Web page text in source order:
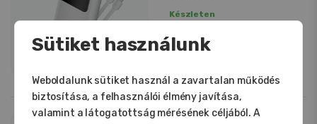
Készleten
Vention FHWY0 5000mah,
Sütiket használunk
Weboldalunk sütiket használ a zavartalan működés
biztosítása, a felhasználói élmény javítása,
valamint a látogatottság mérésének céljából. A